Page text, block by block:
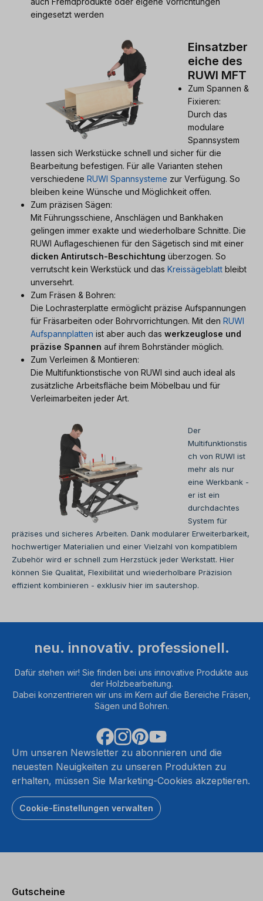
eingesetzt werden
Einsatzber
eiche des
RUWI MFT
Zum Spannen &
Fixieren:
Durch das
modulare
Spannsystem
lassen sich Werkstücke schnell und sicher für die
Bearbeitung befestigen. Für alle Varianten stehen
verschiedene RUWI Spannsysteme zur Verfügung. So
bleiben keine Wünsche und Möglichkeit offen.
Zum präzisen Sägen:
Mit Führungsschiene, Anschlägen und Bankhaken
gelingen immer exakte und wiederholbare Schnitte. Die
RUWI Auflageschienen für den Sägetisch sind mit einer
dicken Antirutsch-Beschichtung überzogen. So
verrutscht kein Werkstück und das Kreissägeblatt bleibt
unversehrt.
Zum Fräsen & Bohren:
Die Lochrasterplatte ermöglicht präzise Aufspannungen
für Fräsarbeiten oder Bohrvorrichtungen. Mit den RUWI
Aufspannplatten ist aber auch das werkzeuglose und
präzise Spannen auf ihrem Bohrständer möglich.
Zum Verleimen & Montieren:
Die Multifunktionstische von RUWI sind auch ideal als
zusätzliche Arbeitsfläche beim Möbelbau und für
Verleimarbeiten jeder Art.
Der
Multifunktionstis
ch von RUWI ist
mehr als nur
eine Werkbank -
er ist ein
durchdachtes
System für
präzises und sicheres Arbeiten. Dank modularer Erweiterbarkeit,
hochwertiger Materialien und einer Vielzahl von kompatiblem
Zubehör wird er schnell zum Herzstück jeder Werkstatt. Hier
können Sie Qualität, Flexibilität und wiederholbare Präzision
effizient kombinieren - exklusiv hier im sautershop.
neu. innovativ. professionell.
Dafür stehen wir! Sie finden bei uns innovative Produkte aus
der Holzbearbeitung.
Dabei konzentrieren wir uns im Kern auf die Bereiche Fräsen,
Sägen und Bohren.
Um unseren Newsletter zu abonnieren und die
neuesten Neuigkeiten zu unseren Produkten zu
erhalten, müssen Sie Marketing-Cookies akzeptieren.
Cookie-Einstellungen verwalten
Gutscheine